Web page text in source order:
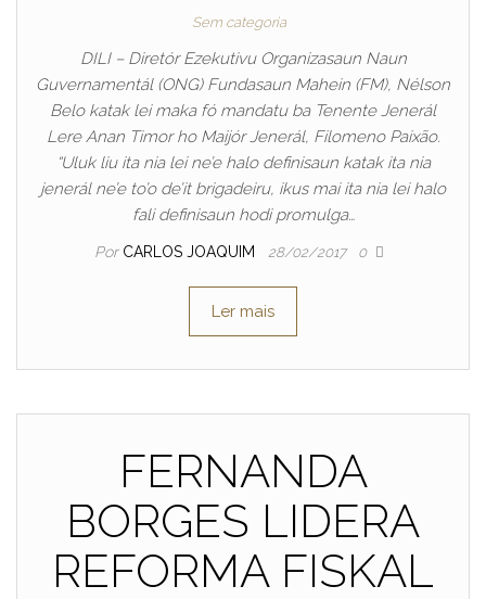
Sem categoria
DILI – Diretór Ezekutivu Organizasaun Naun
Guvernamentál (ONG) Fundasaun Mahein (FM), Nélson
Belo katak lei maka fó mandatu ba Tenente Jenerál
Lere Anan Timor ho Maijór Jenerál, Filomeno Paixão.
“Uluk liu ita nia lei ne’e halo definisaun katak ita nia
jenerál ne’e to’o de’it brigadeiru, ikus mai ita nia lei halo
fali definisaun hodi promulga…
Por CARLOS JOAQUIM 28/02/2017 0
Ler mais
FERNANDA
BORGES LIDERA
REFORMA FISKAL